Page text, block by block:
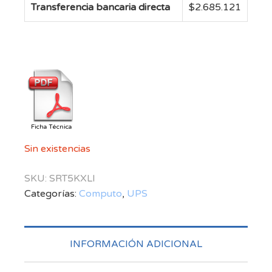
Transferencia bancaria directa $2.685.121
Ficha Técnica
Sin existencias
SKU: SRT5KXLI
Categorías: Computo, UPS
INFORMACIÓN ADICIONAL